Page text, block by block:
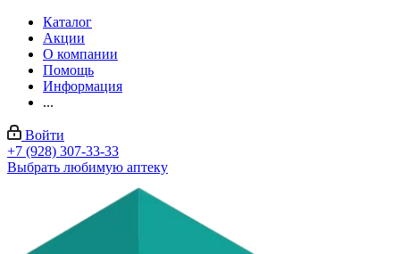
Каталог
Акции
О компании
Помощь
Информация
...
Войти
+7 (928) 307-33-33
Выбрать любимую аптеку